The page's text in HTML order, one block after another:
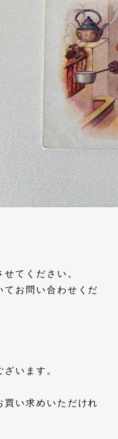
てください。
お問い合わせくだ
います。
買い求めいただけれ